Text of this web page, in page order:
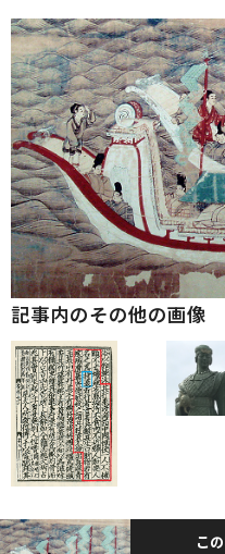
記事内のその他の画像
こ